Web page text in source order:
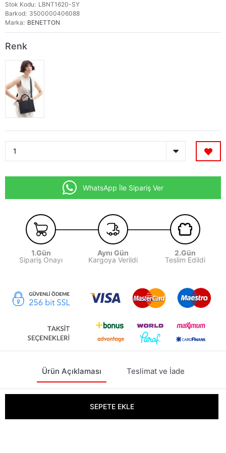
Stok Kodu
LBNT1620-SY
Barkod 3500000406088
Marka
BENETTON
Renk
SEPETE EKLE
WhatsApp İle Sipariş Ver
1.Gün
Sipariş Onayı
Aynı Gün
Kargoya Verildi
2.Gün
Teslim Edildi
Ürün Açıklaması Teslimat ve İade